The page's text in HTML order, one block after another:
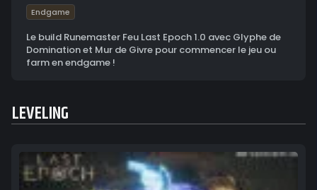
Endgame
Le build Runemaster Feu Last Epoch 1.0 avec Glyphe de
Domination et Mur de Givre pour commencer le jeu ou
farm en endgame !
LEVELING